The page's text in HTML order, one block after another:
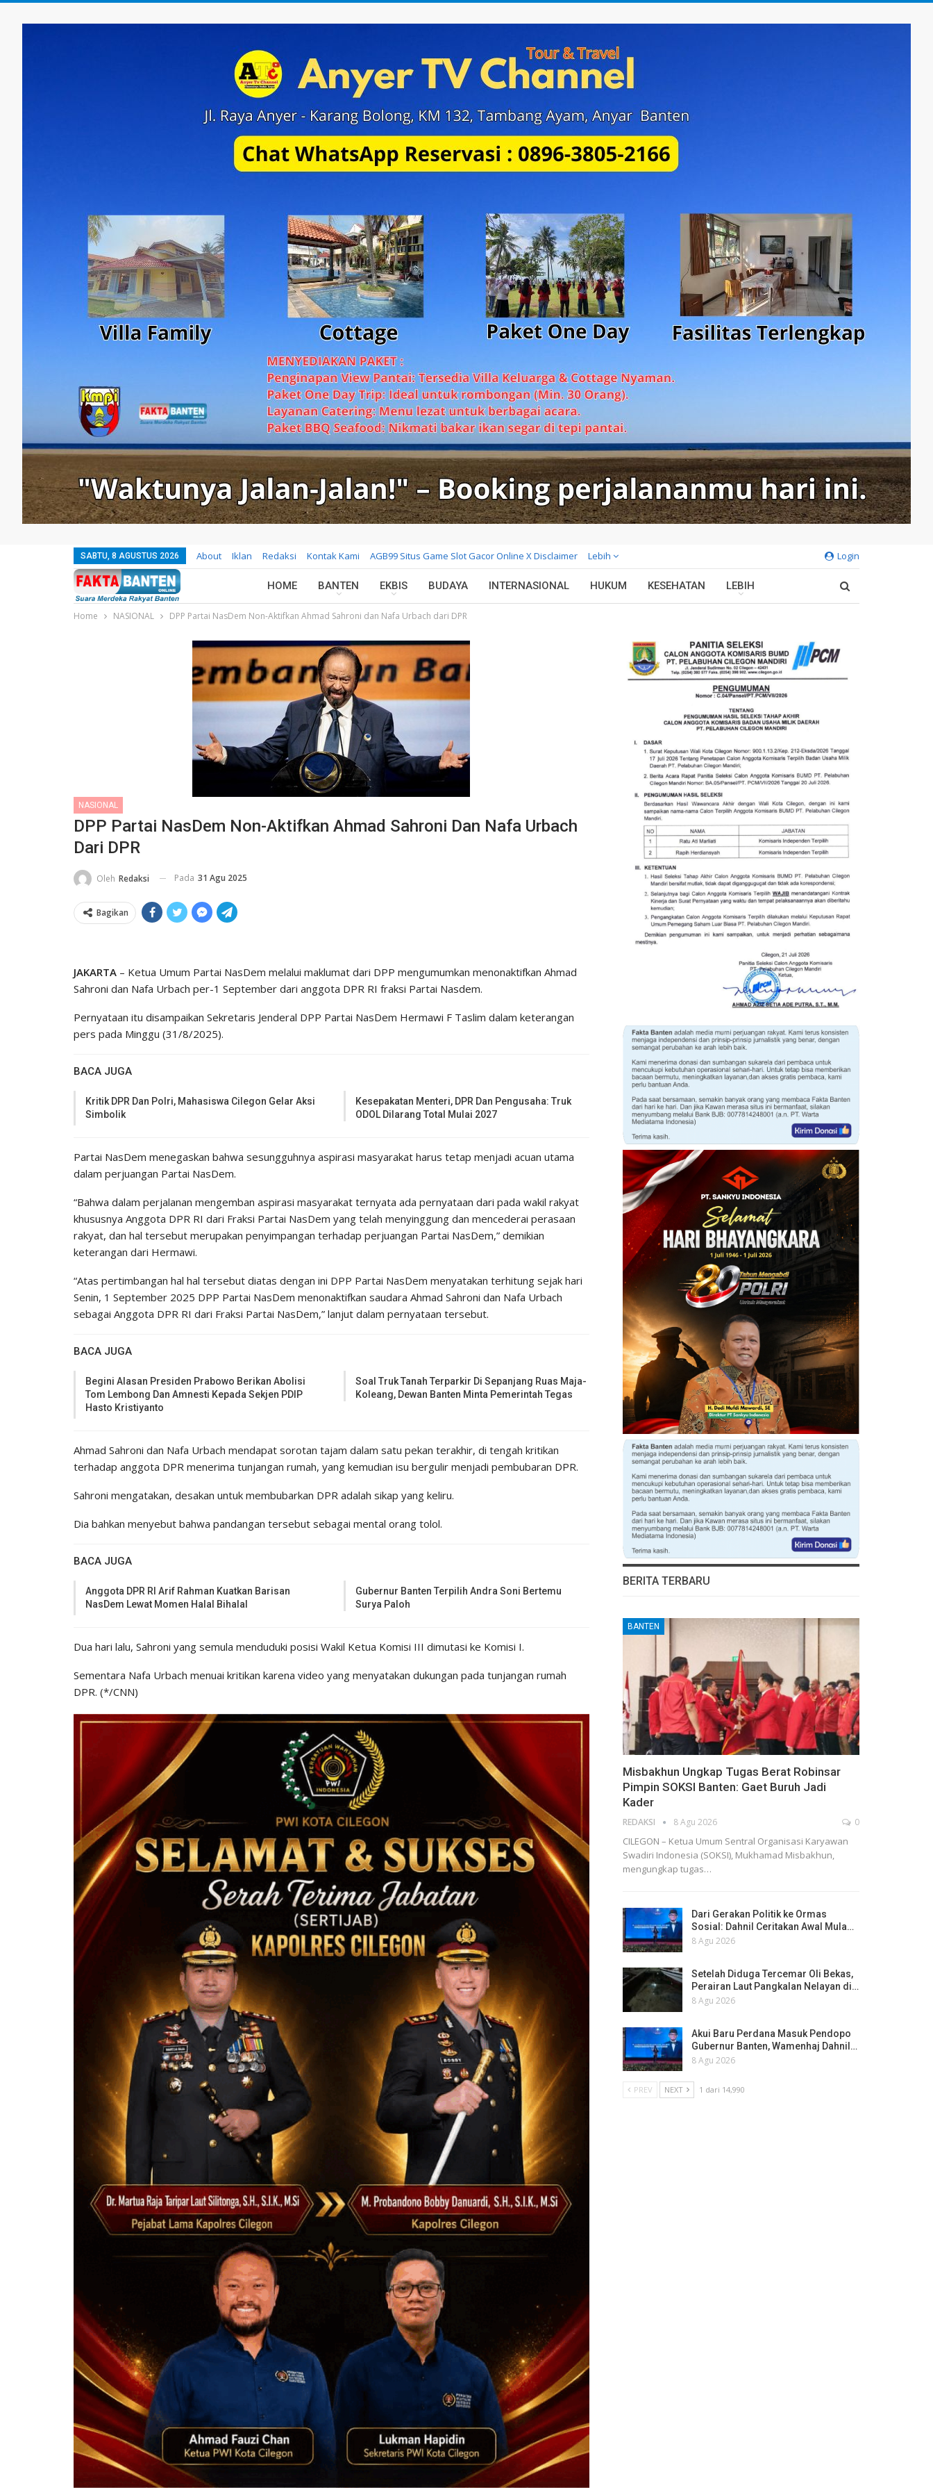
Login
SABTU, 8 AGUSTUS 2026 About Iklan Redaksi Kontak Kami AGB99 Situs Game Slot Gacor Online X Disclaimer Lebih
HOME BANTEN EKBIS BUDAYA INTERNASIONAL HUKUM KESEHATAN LEBIH
Home NASIONAL DPP Partai NasDem Non-Aktifkan Ahmad Sahroni dan Nafa Urbach dari DPR
NASIONAL
DPP Partai NasDem Non-Aktifkan Ahmad Sahroni Dan Nafa Urbach
Dari DPR
Oleh Redaksi Pada 31 Agu 2025
Bagikan
JAKARTA – Ketua Umum Partai NasDem melalui maklumat dari DPP mengumumkan menonaktifkan Ahmad
Sahroni dan Nafa Urbach per-1 September dari anggota DPR RI fraksi Partai Nasdem.
Pernyataan itu disampaikan Sekretaris Jenderal DPP Partai NasDem Hermawi F Taslim dalam keterangan
pers pada Minggu (31/8/2025).
BACA JUGA
Kritik DPR Dan Polri, Mahasiswa Cilegon Gelar Aksi
Simbolik
Kesepakatan Menteri, DPR Dan Pengusaha: Truk
ODOL Dilarang Total Mulai 2027
Partai NasDem menegaskan bahwa sesungguhnya aspirasi masyarakat harus tetap menjadi acuan utama
dalam perjuangan Partai NasDem.
“Bahwa dalam perjalanan mengemban aspirasi masyarakat ternyata ada pernyataan dari pada wakil rakyat
khususnya Anggota DPR RI dari Fraksi Partai NasDem yang telah menyinggung dan mencederai perasaan
rakyat, dan hal tersebut merupakan penyimpangan terhadap perjuangan Partai NasDem,” demikian
keterangan dari Hermawi.
“Atas pertimbangan hal hal tersebut diatas dengan ini DPP Partai NasDem menyatakan terhitung sejak hari
Senin, 1 September 2025 DPP Partai NasDem menonaktifkan saudara Ahmad Sahroni dan Nafa Urbach
sebagai Anggota DPR RI dari Fraksi Partai NasDem,” lanjut dalam pernyataan tersebut.
BACA JUGA
Begini Alasan Presiden Prabowo Berikan Abolisi
Tom Lembong Dan Amnesti Kepada Sekjen PDIP
Hasto Kristiyanto
Soal Truk Tanah Terparkir Di Sepanjang Ruas Maja-
Koleang, Dewan Banten Minta Pemerintah Tegas
Ahmad Sahroni dan Nafa Urbach mendapat sorotan tajam dalam satu pekan terakhir, di tengah kritikan
terhadap anggota DPR menerima tunjangan rumah, yang kemudian isu bergulir menjadi pembubaran DPR.
Sahroni mengatakan, desakan untuk membubarkan DPR adalah sikap yang keliru.
Dia bahkan menyebut bahwa pandangan tersebut sebagai mental orang tolol.
BACA JUGA
Anggota DPR RI Arif Rahman Kuatkan Barisan
NasDem Lewat Momen Halal Bihalal
Gubernur Banten Terpilih Andra Soni Bertemu
Surya Paloh
Dua hari lalu, Sahroni yang semula menduduki posisi Wakil Ketua Komisi III dimutasi ke Komisi I.
Sementara Nafa Urbach menuai kritikan karena video yang menyatakan dukungan pada tunjangan rumah
DPR. (*/CNN)
BERITA TERBARU
BANTEN
Misbakhun Ungkap Tugas Berat Robinsar
Pimpin SOKSI Banten: Gaet Buruh Jadi
Kader
REDAKSI 8 Agu 2026 0
CILEGON – Ketua Umum Sentral Organisasi Karyawan
Swadiri Indonesia (SOKSI), Mukhamad Misbakhun,
mengungkap tugas…
Dari Gerakan Politik ke Ormas
Sosial: Dahnil Ceritakan Awal Mula…
8 Agu 2026
Setelah Diduga Tercemar Oli Bekas,
Perairan Laut Pangkalan Nelayan di…
8 Agu 2026
Akui Baru Perdana Masuk Pendopo
Gubernur Banten, Wamenhaj Dahnil…
8 Agu 2026
PREV NEXT 1 dari 14,990